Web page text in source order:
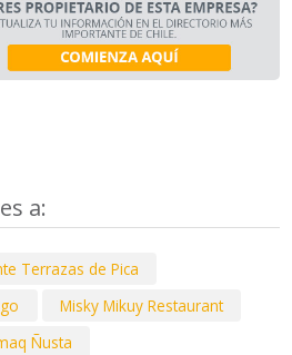
a:
Terrazas de Pica
Misky Mikuy Restaurant
Ñusta